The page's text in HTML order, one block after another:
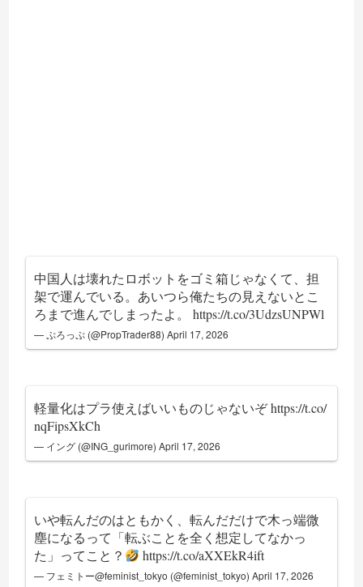
中国人は壊れたロボットをゴミ箱じゃなくて、担
架で運んでいる。あいつら俺たちの見えないとこ
ろまで進んでしまったよ。https://t.co/3UdzsUNPWl
— ぷろっぷ (@PropTrader88)April 17, 2026
軽量化はプラ使えばいいものじゃないぞhttps://t.co/
nqFipsXkCh
— イング (@ING_gurimore)April 17, 2026
いや転んだのはともかく、転んだだけで木っ端微
塵になるって「転ぶことを全く想定してなかっ
た」ってこと？
https://t.co/aXXEkR4ift
— フェミトー@feminist_tokyo (@feminist_tokyo)April 17, 2026